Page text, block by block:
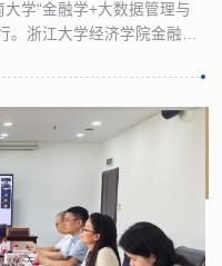
学“金融学+大数据管理与
。浙江大学经济学院金融系
学院党委书记吕品教授、
构业务总监张晓伟、上海
程大学管理学院院长巩在
学院副院长欧...